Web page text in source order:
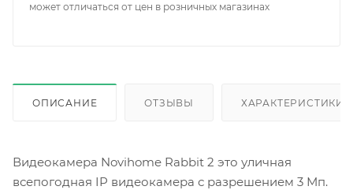
может отличаться от цен в розничных магазинах
ОПИСАНИЕ ОТЗЫВЫ ХАРАКТЕРИСТИКИ
Видеокамера Novihome Rabbit 2 это уличная
всепогодная IP видеокамера с разрешением 3 Мп.